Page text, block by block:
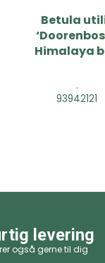
Betula
Himalaya
.
93942121
levering
også gerne til dig